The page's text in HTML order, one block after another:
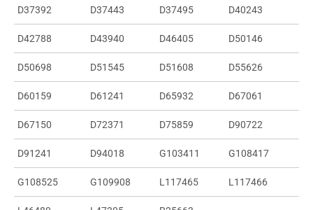
D37392 D37443 D37495 D40243
D42788 D43940 D46405 D50146
D50698 D51545 D51608 D55626
D60159 D61241 D65932 D67061
D67150 D72371 D75859 D90722
D91241 D94018 G103411 G108417
G108525 G109908 L117465 L117466